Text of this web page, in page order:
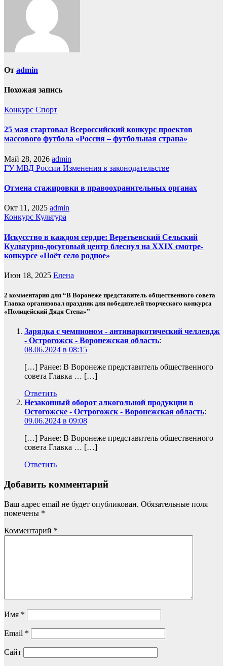
От admin
Похожая запись
Конкурс Спорт
25 мая стартовал Всероссийский конкурс проектов
массового футбола «Россия – футбольная страна»
Май 28, 2026 admin
ГУ МВД России Изменения в законодательстве
Отмена стажировки в правоохранительных органах
Окт 11, 2025 admin
Конкурс Культура
Искусство в каждом сердце: Веретьевский Сельский
Культурно-досуговый центр блеснул на XXIX смотре-
конкурсе «Поёт село родное»
Июн 18, 2025 Елена
2 комментария для “В Воронеже представитель общественного совета
Главка организовал праздник для победителей творческого конкурса
«Полицейский Дядя Степа»”
Зарядка с чемпионом - антинаркотический челлендж
- Острогожск - Воронежская область:
08.06.2024 в 08:15
[…] Ранее: В Воронеже представитель общественного
совета Главка … […]
Ответить
Незаконный оборот алкогольной продукции в
Остогожске - Острогожск - Воронежская область:
09.06.2024 в 09:08
[…] Ранее: В Воронеже представитель общественного
совета Главка … […]
Ответить
Добавить комментарий
Ваш адрес email не будет опубликован. Обязательные поля
помечены *
Комментарий *
Имя *
Email *
Сайт